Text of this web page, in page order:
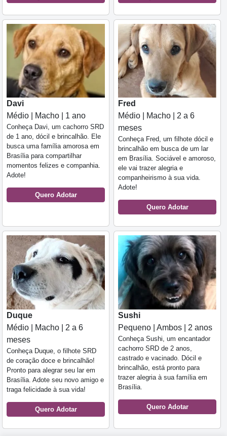
Davi
Médio | Macho | 1 ano
Conheça Davi, um cachorro SRD
de 1 ano, dócil e brincalhão. Ele
busca uma família amorosa em
Brasília para compartilhar
momentos felizes e companhia.
Adote!
Quero Adotar
Fred
Médio | Macho | 2 a 6
meses
Conheça Fred, um filhote dócil e
brincalhão em busca de um lar
em Brasília. Sociável e amoroso,
ele vai trazer alegria e
companheirismo à sua vida.
Adote!
Quero Adotar
Duque
Médio | Macho | 2 a 6
meses
Conheça Duque, o filhote SRD
de coração doce e brincalhão!
Pronto para alegrar seu lar em
Brasília. Adote seu novo amigo e
traga felicidade à sua vida!
Quero Adotar
Sushi
Pequeno | Ambos | 2 anos
Conheça Sushi, um encantador
cachorro SRD de 2 anos,
castrado e vacinado. Dócil e
brincalhão, está pronto para
trazer alegria à sua família em
Brasília.
Quero Adotar